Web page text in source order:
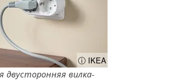
ⓘ IKEA
двусторонняя вилка-